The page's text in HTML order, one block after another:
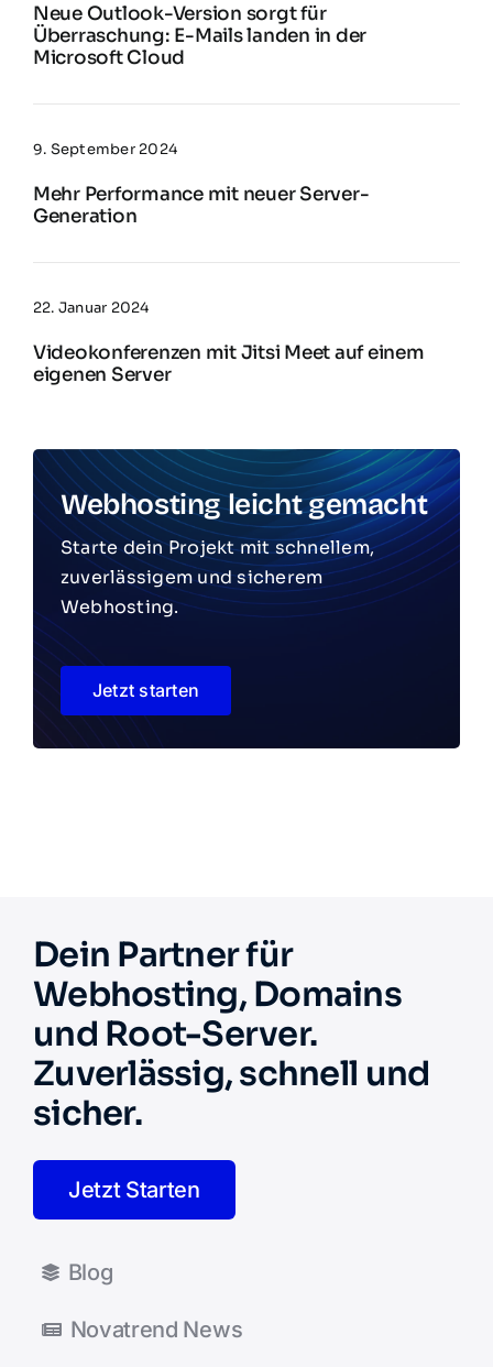
Neue Outlook-Version sorgt für
Überraschung: E-Mails landen in der
Microsoft Cloud
9. September 2024
Mehr Performance mit neuer Server-
Generation
22. Januar 2024
Videokonferenzen mit Jitsi Meet auf einem
eigenen Server
Webhosting leicht gemacht
Starte dein Projekt mit schnellem,
zuverlässigem und sicherem
Webhosting.
Jetzt starten
Dein Partner für
Webhosting, Domains
und Root-Server.
Zuverlässig, schnell und
sicher.
Jetzt Starten
Blog
Novatrend News